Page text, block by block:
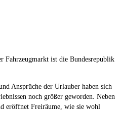
Fahrzeugmarkt ist die Bundesrepublik
Ansprüche der Urlauber haben sich
noch größer geworden. Neben
eröffnet Freiräume, wie sie wohl